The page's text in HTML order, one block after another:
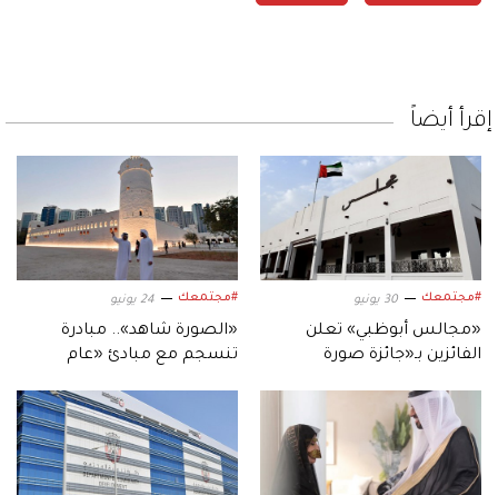
إقرأ أيضاً
#مجتمعك 30 يونيو
«مجالس أبوظبي» تعلن
الفائزين بـ«جائزة صورة
الأسرة»
#مجتمعك 24 يونيو
«الصورة شاهد».. مبادرة
تنسجم مع مبادئ «عام